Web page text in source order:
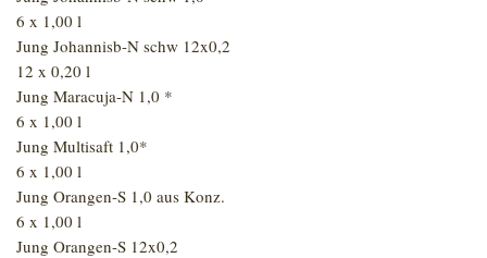
6 x 1,00 l
Jung Johannisb-N schw 12x0,2
12 x 0,20 l
Jung Maracuja-N 1,0 *
6 x 1,00 l
Jung Multisaft 1,0*
6 x 1,00 l
Jung Orangen-S 1,0 aus Konz.
6 x 1,00 l
Jung Orangen-S 12x0,2